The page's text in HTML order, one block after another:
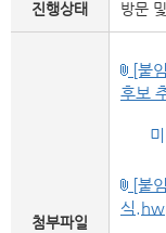
진행상태 방문
첨부파일
[붙
후보
[붙
식